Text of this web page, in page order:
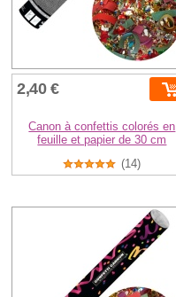
2,40 €
Canon à confettis colorés en
feuille et papier de 30 cm
(14)